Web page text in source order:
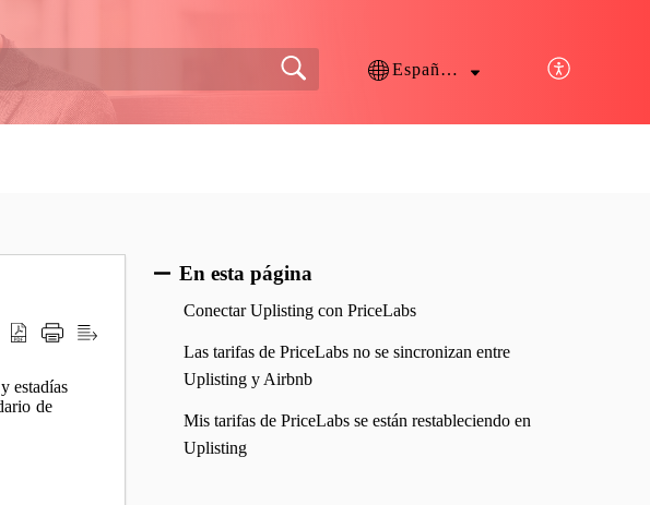
Español (España)
estadías
de
En esta página
Conectar Uplisting con PriceLabs
Las tarifas de PriceLabs no se sincronizan entre
Uplisting y Airbnb
Mis tarifas de PriceLabs se están restableciendo en
Uplisting